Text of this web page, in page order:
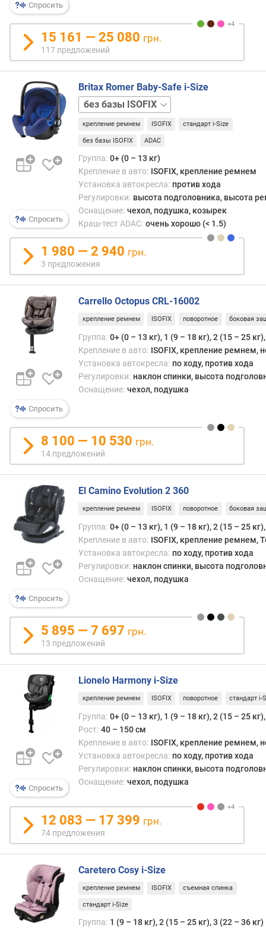
что
детей
еще
если
то
при
(и
тем
более
его
же
будет
хода
в
для
В
свете
г
и
х
к
д
е
ш
е
в
ы
м
п
о
ы
в
а
м
п
о
д
а
т
е
о
б
в
н
я
п
о
к
о
и
ч
с
т
у
д
л
о
ж
е
н
и
р
е
з
у
ь
т
а
т
т
Спросить
15 161 — 25 080 грн.
117 предложений
Спросить
Britax Romer Baby-Safe i-Size
база
ISOFIX
крепление ремнем ISOFIX стандарт i-Size
без базы ISOFIX ADAC
Группа: 0+ (0 – 13 кг)
Крепление в авто: ISOFIX, крепление ремнем
Установка автокресла: против хода
Регулировки: высота подголовника, высота
Оснащение: чехол, подушка, козырек
Краш-тест ADAC: очень хорошо (< 1.5)
1 980 — 2 940 грн.
3 предложения
Спросить
Carrello Octopus CRL-16002
крепление ремнем ISOFIX поворотное боковая
Группа: 0+ (0 – 13 кг), 1 (9 – 18 кг), 2 (15 – 25
Крепление в авто: ISOFIX, крепление ремнем,
Установка автокресла: по ходу, против хода
Регулировки: наклон спинки, высота
Оснащение: чехол, подушка
8 100 — 10 530 грн.
14 предложений
Спросить
El Camino Evolution 2 360
крепление ремнем ISOFIX поворотное боковая
Группа: 0+ (0 – 13 кг), 1 (9 – 18 кг), 2 (15 – 25
Крепление в авто: ISOFIX, крепление ремнем,
Установка автокресла: по ходу, против хода
Регулировки: наклон спинки, высота
Оснащение: чехол, подушка
5 895 — 7 697 грн.
13 предложений
Спросить
Lionelo Harmony i-Size
крепление ремнем ISOFIX поворотное стандарт i-
Группа: 0+ (0 – 13 кг), 1 (9 – 18 кг), 2 (15 – 25
Рост: 40 – 150 см
Крепление в авто: ISOFIX, крепление ремнем,
Установка автокресла: по ходу, против хода
Регулировки: наклон спинки, высота
Оснащение: чехол, подушка
12 083 — 17 399 грн.
74 предложения
Caretero Cosy i-Size
крепление ремнем ISOFIX съемная спинка
стандарт i-Size
Группа: 1 (9 – 18 кг), 2 (15 – 25 кг), 3 (22 – 36 кг)